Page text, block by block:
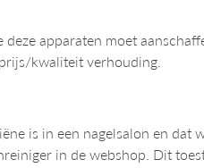
apparaten moet
kwaliteit verhouding.
is in een nagelsalon en
in de webshop. Dit